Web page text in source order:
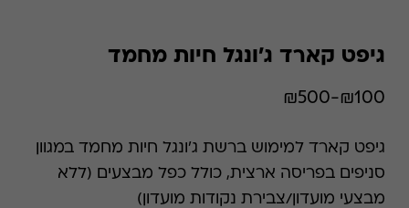
גיפט קארד ג'ונגל חיות מחמד
₪100-₪500
גיפט קארד למימוש ברשת ג'ונגל חיות מחמד במגוון
סניפים בפריסה ארצית, כולל כפל מבצעים (ללא
מבצעי מועדון/צבירת נקודות מועדון)